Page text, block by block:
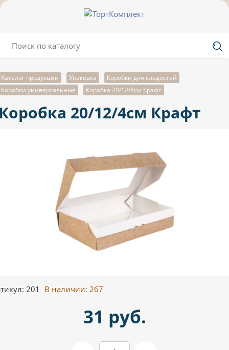
Каталог продукции Упаковка
Коробки для сладостей
Коробки универсальные
Коробка 20/12/4см Крафт
20/12/4см Крафт
201 В наличии: 267
31 руб.